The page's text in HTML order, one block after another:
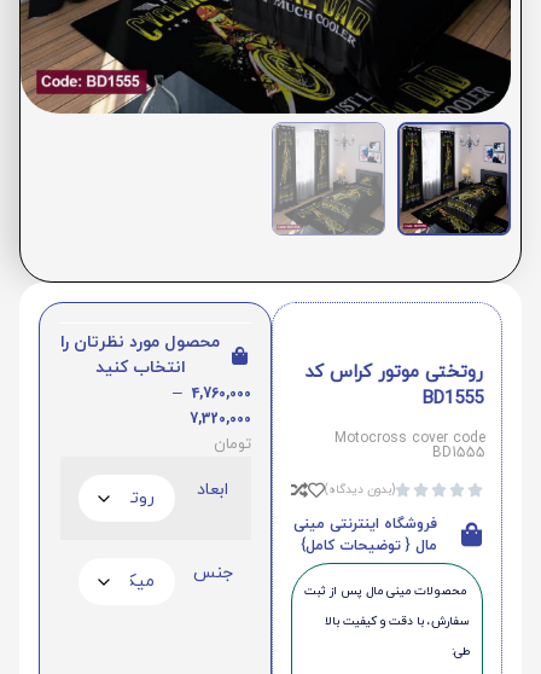
روتختی موتور کراس کد
BD1555
Motocross cover code
BD1555




(بدون دیدگاه)
فروشگاه اینترنتی مینی
مال { توضیحات کامل}
محصولات مینی‌ مال پس از ثبت
سفارش، با دقت و کیفیت بالا
طی:
محصول مورد نظرتان را
انتخاب کنید
4,760,000
–
7,320,000
تومان
ابعاد
جنس